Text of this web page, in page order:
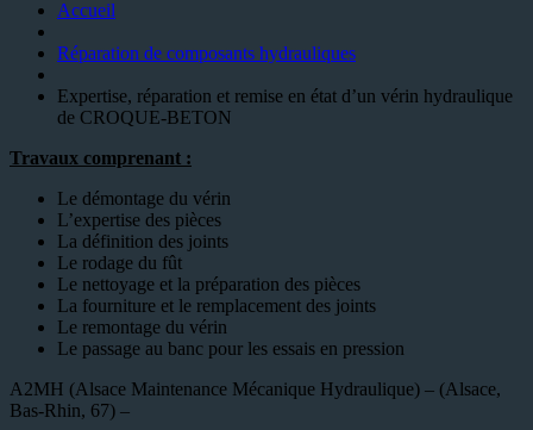
Accueil
Réparation de composants hydrauliques
Expertise, réparation et remise en état d’un vérin hydraulique
de CROQUE-BETON
Travaux comprenant :
Le démontage du vérin
L’expertise des pièces
La définition des joints
Le rodage du fût
Le nettoyage et la préparation des pièces
La fourniture et le remplacement des joints
Le remontage du vérin
Le passage au banc pour les essais en pression
A2MH (Alsace Maintenance Mécanique Hydraulique) – (Alsace,
Bas-Rhin, 67) –